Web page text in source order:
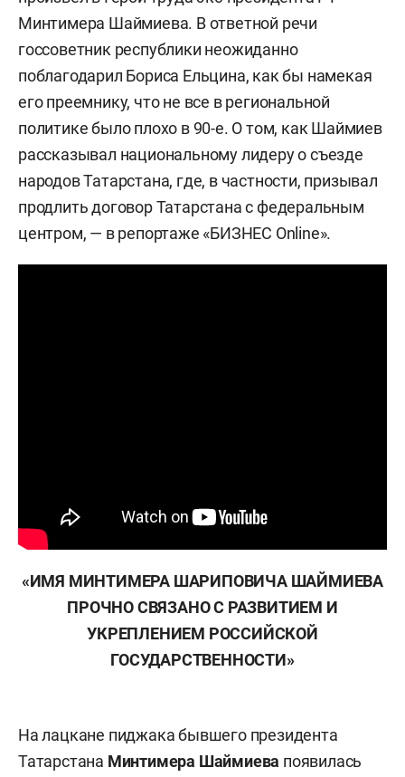
Минтимера Шаймиева. В ответной речи
госсоветник республики неожиданно
поблагодарил Бориса Ельцина, как бы намекая
его преемнику, что не все в региональной
политике было плохо в 90-е. О том, как Шаймиев
рассказывал национальному лидеру о съезде
народов Татарстана, где, в частности, призывал
продлить договор Татарстана с федеральным
центром, — в репортаже «БИЗНЕС Online».
«ИМЯ МИНТИМЕРА ШАРИПОВИЧА ШАЙМИЕВА
ПРОЧНО СВЯЗАНО С РАЗВИТИЕМ И
УКРЕПЛЕНИЕМ РОССИЙСКОЙ
ГОСУДАРСТВЕННОСТИ»
На лацкане пиджака бывшего президента
Татарстана Минтимера Шаймиева появилась